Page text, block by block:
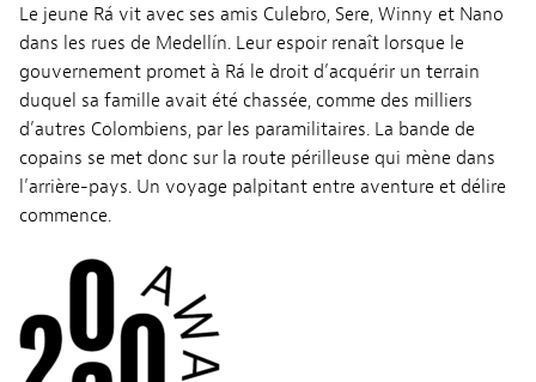
Le jeune Rá vit avec ses amis Culebro, Sere, Winny et Nano
dans les rues de Medellín. Leur espoir renaît lorsque le
gouvernement promet à Rá le droit d’acquérir un terrain
duquel sa famille avait été chassée, comme des milliers
d’autres Colombiens, par les paramilitaires. La bande de
copains se met donc sur la route périlleuse qui mène dans
l’arrière-pays. Un voyage palpitant entre aventure et délire
commence.